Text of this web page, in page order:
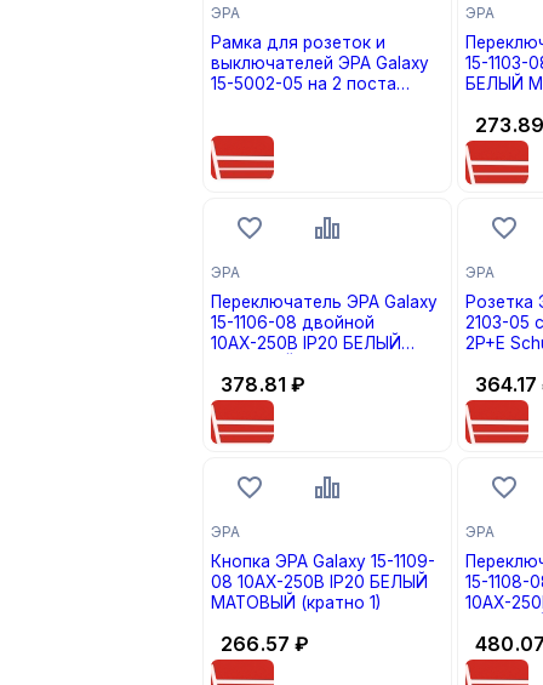
ЭРА
Рамка для розеток и
выключателей ЭРА Galaxy
15-5002-05 на 2 поста
ЭРА
15-1103-
БЕЛЫЙ
ЭРА
Переключатель ЭРА Galaxy
15-1106-08 двойной
10АХ-250В IP20 БЕЛЫЙ
378.81 ₽
ЭРА
Розетка
2103-05
2P+E
364.17
ЭРА
Кнопка ЭРА Galaxy 15-1109-
08 10АХ-250В IP20 БЕЛЫЙ
МАТОВЫЙ (кратно 1)
266.57 ₽
ЭРА
15-1108-
10АХ-